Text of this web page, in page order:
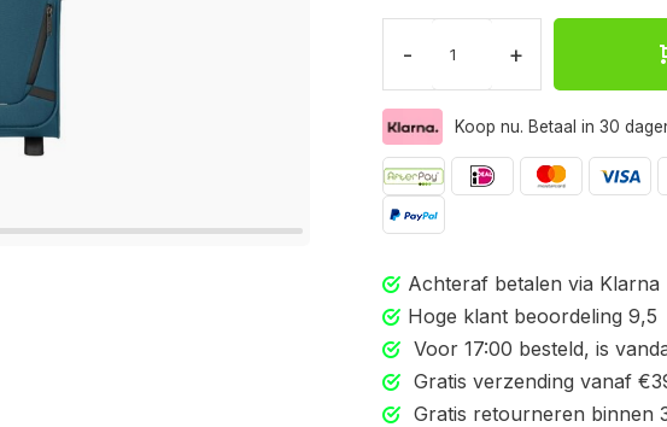
- +
Koop nu. Betaal in 30
Achteraf betalen via Klarna
Hoge klant beoordeling 9,5
Voor 17:00 besteld, is
Gratis verzending vanaf
Gratis retourneren binnen